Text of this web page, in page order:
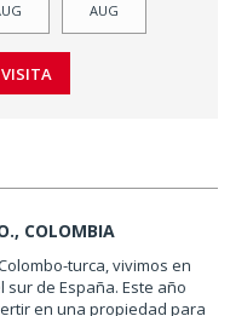
AUG
COLOMBIA
turca, vivimos en
de España. Este año
en una propiedad para